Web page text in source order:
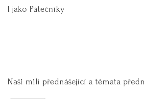
I jako Pátečníky
Naši milí přednášející a témata